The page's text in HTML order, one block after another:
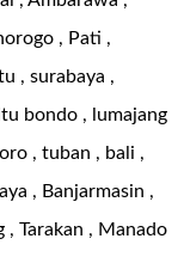
, Pati ,
, surabaya ,
bondo , lumajang
, tuban , bali ,
, Banjarmasin ,
, Tarakan , Manado